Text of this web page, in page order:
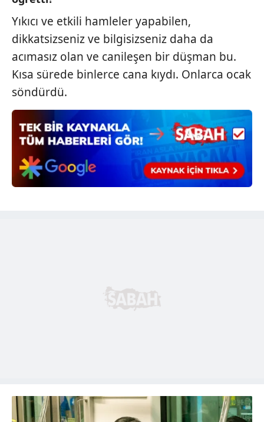
sınırlı olarak açık rızanız dahilinde kullanılacaktır.
Çerezlere ilişkin tercihlerinizi aşağıda yer alan panel
vasıtasıyla belirleyebilirsiniz. Çerezlere ilişkin detaylı bilgi
için Ayarlar butonuna tıklayabilir,Çerez Bilgilendirme
Metnimizi ziyaret edebilirsiniz.
hazırlanmış Aydınlatma Metnimizi okumak ve sitemizde
ilgili mevzuata uygun olarak kullanılan çerezlerle ilgili bilgi
almak için lütfentıklayınız.
Yıkıcı ve etkili hamleler yapabilen,
dikkatsizseniz ve bilgisizseniz daha da
acımasız olan ve canileşen bir düşman bu.
Kısa sürede binlerce cana kıydı. Onlarca ocak
söndürdü.